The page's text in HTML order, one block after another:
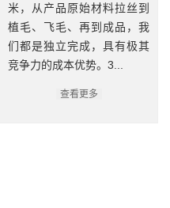
米，从产品原始材料拉丝到
植毛、飞毛、再到成品，我
们都是独立完成，具有极其
竞争力的成本优势。3...
查看更多